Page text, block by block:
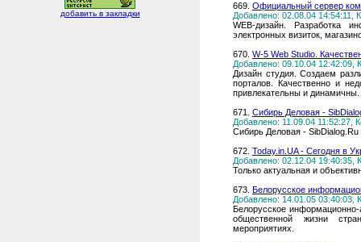
добавить в закладки
669. Официальный сервер
Добавлено: 02.08.04 14:54:11,
WEB-дизайн. Разработка
электронных визиток,
670. W-5 Web Studio.
Добавлено: 09.10.04 12:42:09,
Дизайн студия. Создаем
порталов. Качественно и
привлекательны и динамичны.
671. Сибирь Деловая -
Добавлено: 11.09.04 11:52:27,
Сибирь Деловая - SibDialog.Ru
672. Today.in.UA - Cегодня в
Добавлено: 02.12.04 19:40:35,
Только актуальная и
673. Белорусское
Добавлено: 14.01.05 03:40:03,
Белорусское информационно-
общественной жизни
мероприятиях.